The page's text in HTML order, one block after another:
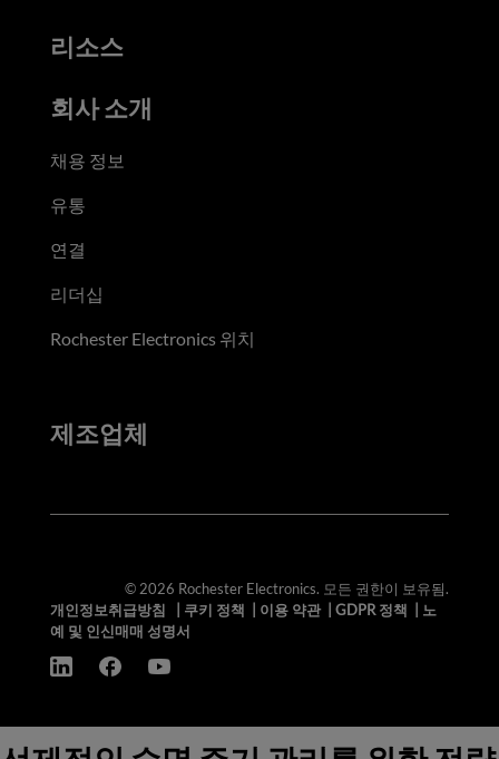
리소스
회사 소개
채용 정보
유통
연결
리더십
Rochester Electronics 위치
제조업체
© 2026 Rochester Electronics. 모든 권한이 보유됨.
개인정보취급방침
쿠키 정책 이용 약관| GDPR 정책
노
예 및 인신매매 성명서